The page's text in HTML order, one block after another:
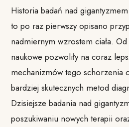
Historia badań nad
to po raz pierwszy opisano
nadmiernym wzrostem ciała.
naukowe pozwoliły na coraz
mechanizmów tego schorzenia
bardziej skutecznych metod
Dzisiejsze badania nad
poszukiwaniu nowych terapii